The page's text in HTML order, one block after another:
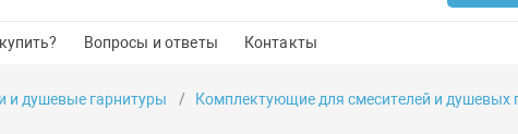
Вопросы и ответы Контакты
и душевые гарнитуры Комплектующие для смесителей и душевых